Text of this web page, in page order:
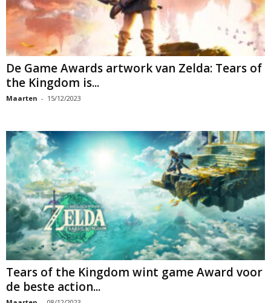
De Game Awards artwork van Zelda: Tears of
the Kingdom is...
Maarten - 15/12/2023
Tears of the Kingdom wint game Award voor
de beste action...